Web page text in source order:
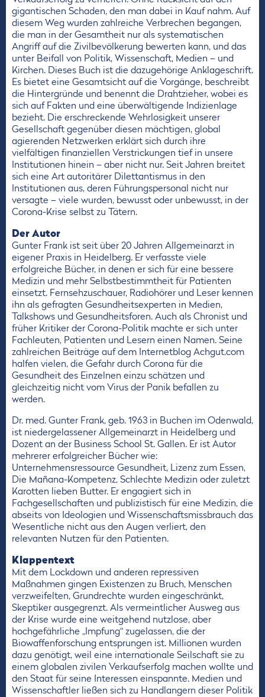
gigantischen Schaden, den man dabei in Kauf nahm. Auf
diesem Weg wurden zahlreiche Verbrechen begangen,
die man in der Gesamtheit nur als systematischen
Angriff auf die Zivilbevölkerung bewerten kann, und das
unter Beifall von Politik, Wissenschaft, Medien – und
Kirchen. Dieses Buch ist die dazugehörige Anklageschrift.
Es bietet eine Gesamtsicht auf die Vorgänge, beschreibt
die Hintergründe und benennt die Drahtzieher, wobei es
sich auf Fakten und eine überwältigende Indizienlage
bezieht. Die erschreckende Wehrlosigkeit unserer
Gesellschaft gegenüber diesen mächtigen, global
agierenden Netzwerken erklärt sich durch ihre
vielfältigen finanziellen Verstrickungen tief in unsere
Institutionen hinein – aber nicht nur. Seit Jahren breitet
sich eine Art autoritärer Dilettantismus in den
Institutionen aus, deren Führungspersonal nicht nur
versagte – viele wurden, bewusst oder unbewusst, in der
Corona-Krise selbst zu Tätern.
Der Autor
Gunter Frank ist seit über 20 Jahren Allgemeinarzt in
eigener Praxis in Heidelberg. Er verfasste viele
erfolgreiche Bücher, in denen er sich für eine bessere
Medizin und mehr Selbstbestimmtheit für Patienten
einsetzt. Fernsehzuschauer, Radiohörer und Leser kennen
ihn als gefragten Gesundheitsexperten in Medien,
Talkshows und Gesundheitsforen. Auch als Chronist und
früher Kritiker der Corona-Politik machte er sich unter
Fachleuten, Patienten und Lesern einen Namen. Seine
zahlreichen Beiträge auf dem Internetblog Achgut.com
halfen vielen, die Gefahr durch Corona für die
Gesundheit des Einzelnen einzu schätzen und
gleichzeitig nicht vom Virus der Panik befallen zu
werden.
Dr. med. Gunter Frank, geb. 1963 in Buchen im Odenwald,
ist niedergelassener Allgemeinarzt in Heidelberg und
Dozent an der Business School St. Gallen. Er ist Autor
mehrerer erfolgreicher Bücher wie:
Unternehmensressource Gesundheit, Lizenz zum Essen,
Die Mañana-Kompetenz, Schlechte Medizin oder zuletzt
Karotten lieben Butter. Er engagiert sich in
Fachgesellschaften und publizistisch für eine Medizin, die
abseits von Ideologien und Wissenschaftsmissbrauch das
Wesentliche nicht aus den Augen verliert, den
relevanten Nutzen für den Patienten.
Klappentext
Mit dem Lockdown und anderen repressiven
Maßnahmen gingen Existenzen zu Bruch, Menschen
verzweifelten, Grundrechte wurden eingeschränkt,
Skeptiker ausgegrenzt. Als vermeintlicher Ausweg aus
der Krise wurde eine weitgehend nutzlose, aber
hochgefährliche „Impfung“ zugelassen, die der
Biowaffenforschung entsprungen ist. Millionen wurden
dazu genötigt, weil eine internationale Seilschaft sie zu
einem globalen zivilen Verkaufserfolg machen wollte und
den Staat für seine Interessen einspannte. Medien und
Wissenschaftler ließen sich zu Handlangern dieser Politik